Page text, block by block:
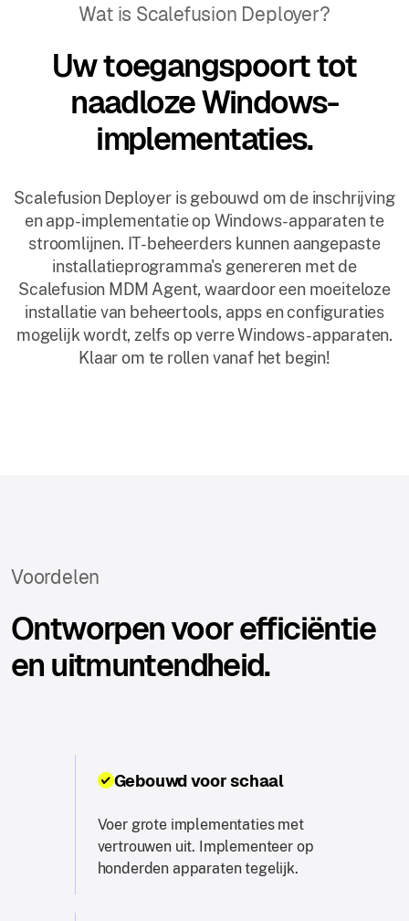
Wat is Scalefusion Deployer?
Uw toegangspoort tot
naadloze Windows-
implementaties.
Scalefusion Deployer is gebouwd om de inschrijving
en app-implementatie op Windows-apparaten te
stroomlijnen. IT-beheerders kunnen aangepaste
installatieprogramma's genereren met de
Scalefusion MDM Agent, waardoor een moeiteloze
installatie van beheertools, apps en configuraties
mogelijk wordt, zelfs op verre Windows-apparaten.
Klaar om te rollen vanaf het begin!
Voordelen
Ontworpen voor efficiëntie
en uitmuntendheid.
Gebouwd voor schaal
Voer grote implementaties met
vertrouwen uit. Implementeer op
honderden apparaten tegelijk.